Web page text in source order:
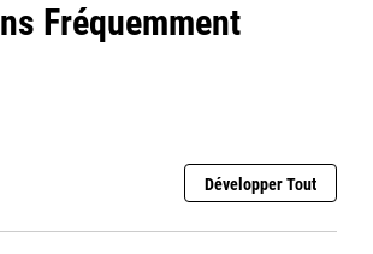
Fréquemment
Développer Tout